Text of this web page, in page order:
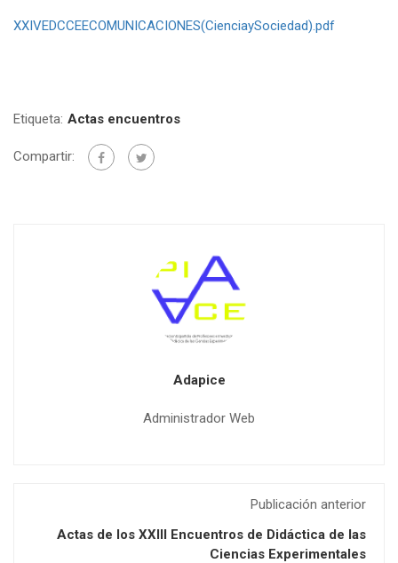
XXIVEDCCEECOMUNICACIONES(CienciaySociedad).pdf
Etiqueta: Actas encuentros
Compartir:
Adapice
Administrador Web
Publicación anterior
Actas de los XXIII Encuentros de Didáctica de las
Ciencias Experimentales